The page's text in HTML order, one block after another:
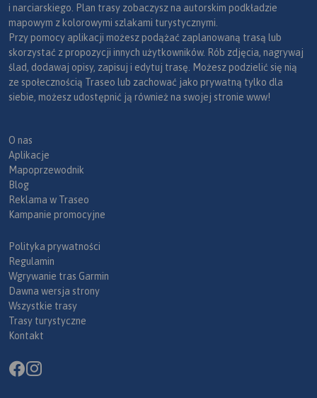
i narciarskiego. Plan trasy zobaczysz na autorskim podkładzie
mapowym z kolorowymi szlakami turystycznymi.
Przy pomocy aplikacji możesz podążać zaplanowaną trasą lub
skorzystać z propozycji innych użytkowników. Rób zdjęcia, nagrywaj
ślad, dodawaj opisy, zapisuj i edytuj trasę. Możesz podzielić się nią
ze społecznością Traseo lub zachować jako prywatną tylko dla
siebie, możesz udostępnić ją również na swojej stronie www!
O nas
Aplikacje
Mapoprzewodnik
Blog
Reklama w Traseo
Kampanie promocyjne
Polityka prywatności
Regulamin
Wgrywanie tras Garmin
Dawna wersja strony
Wszystkie trasy
Trasy turystyczne
Kontakt